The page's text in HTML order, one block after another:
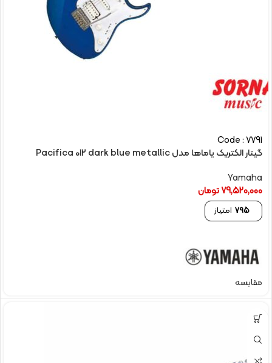
Code : 7791
گیتار الکتریک یاماها مدل Pacifica 012 dark blue metallic
Yamaha
79,520,000تومان
795 امتیاز
مقایسه